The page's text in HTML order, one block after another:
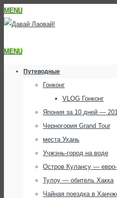
MENU
MENU
Путеводные
Гонконг
VLOG Гонконг
Япония за 10 дней —
Черногория Grand Tour
места Ухань
Учжэнь-город на воде
Остров Кулансу —
Тулоу — обитель Хакка
Чайная поездка в